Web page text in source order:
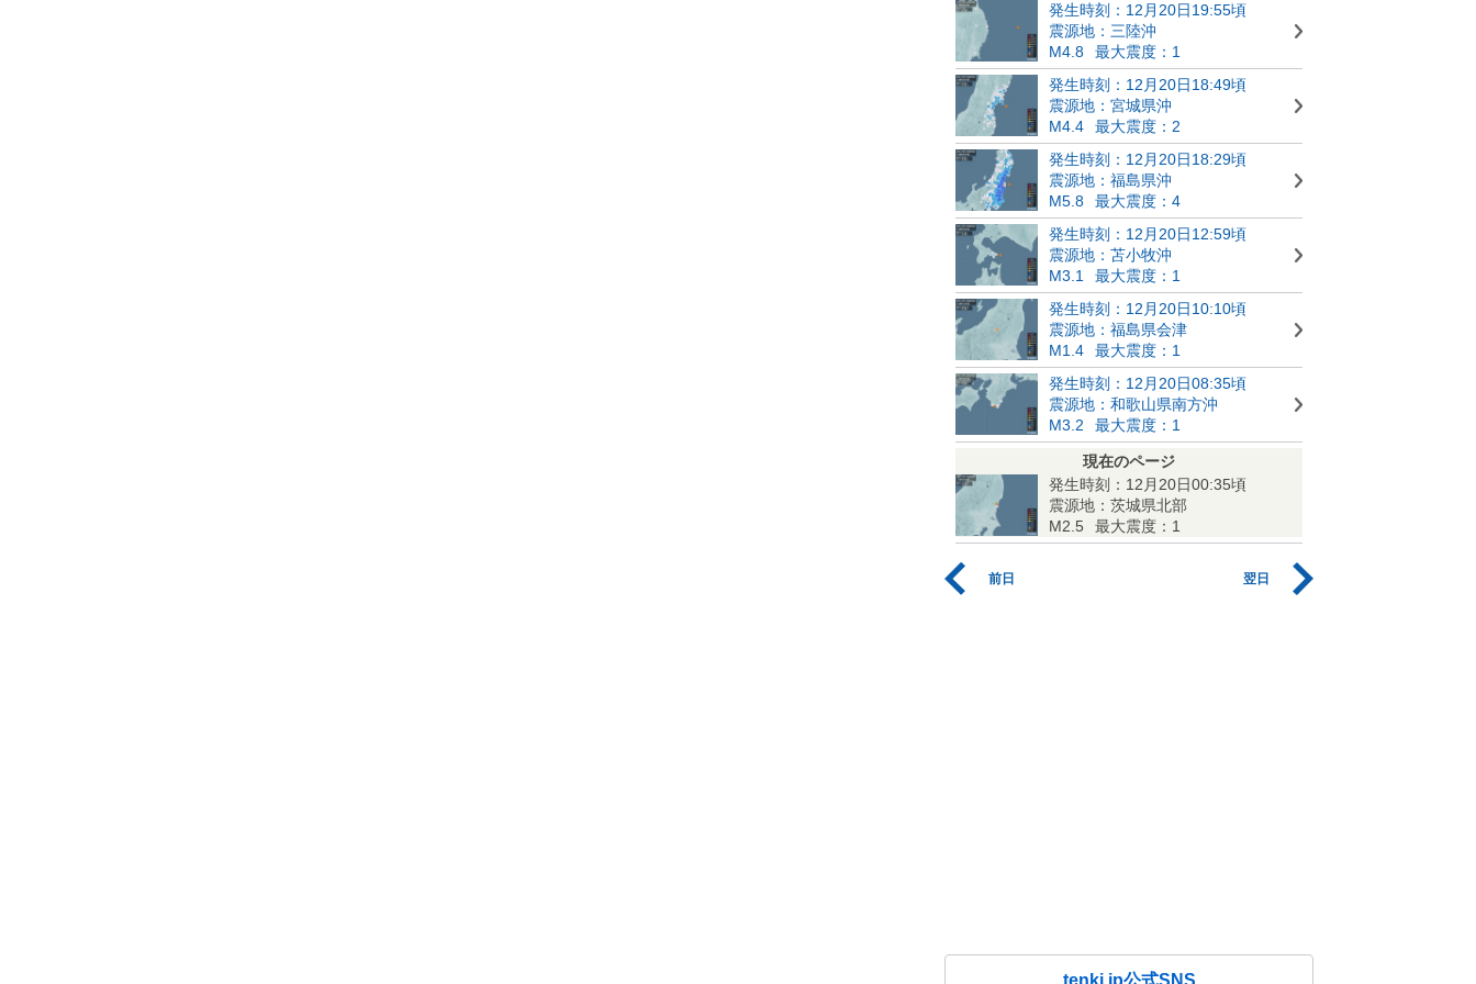
発生時刻：12月20日19:55頃
震源地：三陸沖
M4.8
最大震度：1
発生時刻：12月20日18:49頃
震源地：宮城県沖
M4.4
最大震度：2
発生時刻：12月20日18:29頃
震源地：福島県沖
M5.8
最大震度：4
発生時刻：12月20日12:59頃
震源地：苫小牧沖
M3.1
最大震度：1
発生時刻：12月20日10:10頃
震源地：福島県会津
M1.4
最大震度：1
発生時刻：12月20日08:35頃
震源地：和歌山県南方沖
M3.2
最大震度：1
現在のページ
発生時刻：12月20日00:35頃
震源地：茨城県北部
M2.5
最大震度：1
前日 翌日
tenki.jp公式SNS